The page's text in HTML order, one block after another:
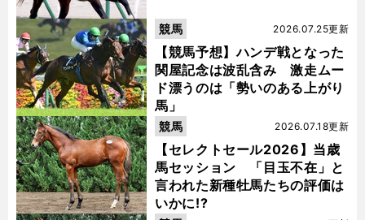
【競馬予想】ハンデ戦となった
関屋記念は波乱含み 激走ムー
ド漂うのは「勢いのある上がり
馬」
2026.07.25更新
競馬
【セレクトセール2026】当歳
馬セッション 「目玉不在」と
言われた新種牡馬たちの評価は
いかに!?
2026.07.18更新
競馬